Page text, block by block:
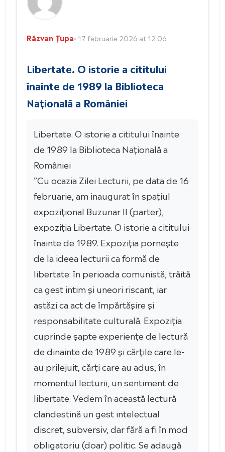
Răzvan Țupa• 17 februarie 2026 at 12:06
Libertate. O istorie a cititului
înainte de 1989 la Biblioteca
Națională a României
Libertate. O istorie a cititului înainte
de 1989 la Biblioteca Națională a
României
”Cu ocazia Zilei Lecturii, pe data de 16
februarie, am inaugurat în spațiul
expozițional Buzunar II (parter),
expoziția Libertate. O istorie a cititului
înainte de 1989. Expoziția pornește
de la ideea lecturii ca formă de
libertate: în perioada comunistă, trăită
ca gest intim și uneori riscant, iar
astăzi ca act de împărtășire și
responsabilitate culturală. Expoziția
cuprinde șapte experiențe de lectură
de dinainte de 1989 și cărțile care le-
au prilejuit, cărți care au adus, în
momentul lecturii, un sentiment de
libertate. Vedem în această lectură
clandestină un gest intelectual
discret, subversiv, dar fără a fi în mod
obligatoriu (doar) politic. Se adaugă